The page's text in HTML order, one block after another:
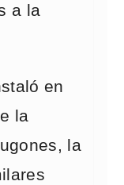
a la
en
la
la